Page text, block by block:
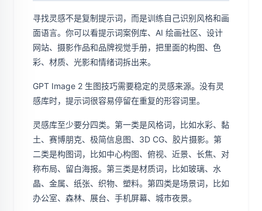
寻找灵感不是复制提示词，而是训练自己识别风格和画
面语言。你可以看提示词案例库、AI 绘画社区、设计
网站、摄影作品和品牌视觉手册，把里面的构图、色
彩、材质、光影和情绪词拆出来。
GPT Image 2 生图技巧需要稳定的灵感来源。没有灵
感库时，提示词很容易停留在重复的形容词里。
灵感库至少要分四类。第一类是风格词，比如水彩、黏
土、赛博朋克、极简信息图、3D CG、胶片摄影。第
二类是构图词，比如中心构图、俯视、近景、长焦、对
称布局、留白海报。第三类是材质词，比如玻璃、水
晶、金属、纸张、织物、塑料。第四类是场景词，比如
办公室、森林、展台、手机屏幕、城市夜景。